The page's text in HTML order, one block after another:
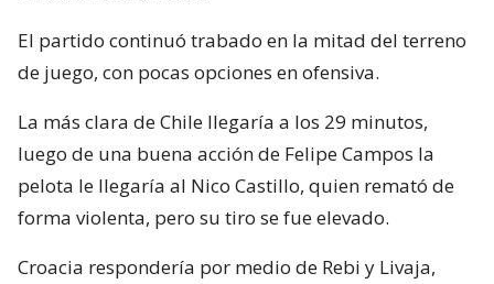
El partido continuó trabado en la mitad del terreno
de juego, con pocas opciones en ofensiva.
La más clara de Chile llegaría a los 29 minutos,
luego de una buena acción de Felipe Campos la
pelota le llegaría al Nico Castillo, quien remató de
forma violenta, pero su tiro se fue elevado.
Croacia respondería por medio de Rebi y Livaja,